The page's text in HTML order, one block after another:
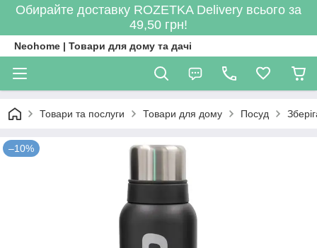
Обирайте доставку ROZETKA Delivery всього за
49,50 грн!
Neohome | Товари для дому та дачі
Товари та послуги Товари для дому Посуд
–10%